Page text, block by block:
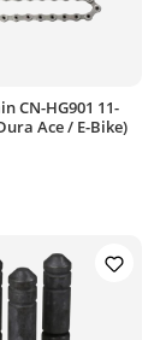
CN-HG901 11-
Ace / E-Bike)